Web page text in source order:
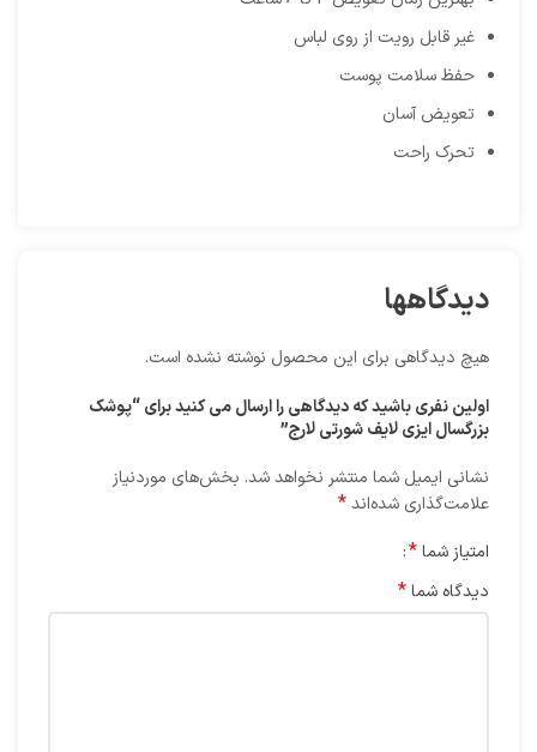
غیر قابل رویت از روی لباس
حفظ سلامت پوست
تعویض آسان
تحرک راحت
دیدگاهها
هیچ دیدگاهی برای این محصول نوشته نشده است.
اولین نفری باشید که دیدگاهی را ارسال می کنید برای “پوشک
بزرگسال ایزی لایف شورتی لارج”
نشانی ایمیل شما منتشر نخواهد شد. بخش‌های موردنیاز
علامت‌گذاری شده‌اند*
امتیاز شما*
دیدگاه شما*